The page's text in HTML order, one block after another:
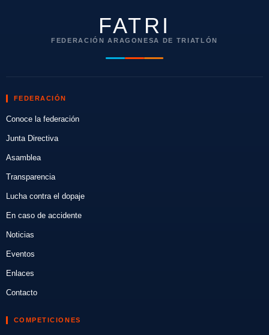
FATRI
FEDERACIÓN ARAGONESA DE TRIATLÓN
FEDERACIÓN
Conoce la federación
Junta Directiva
Asamblea
Transparencia
Lucha contra el dopaje
En caso de accidente
Noticias
Eventos
Enlaces
Contacto
COMPETICIONES